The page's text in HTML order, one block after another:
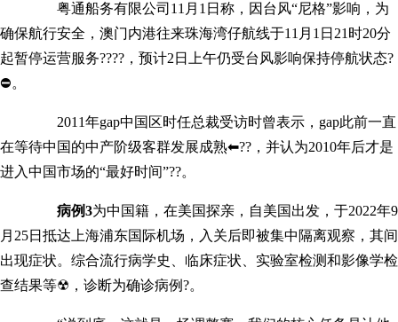
粤通船务有限公司11月1日称，因台风“尼格”影响，为
确保航行安全， 澳门内港往来珠海湾仔航线于11月1日21时20分
起暂停运营服务????，预计2日上午仍受台风影响保持停航状态?
⛔。
2011年gap中国区时任总裁受访时曾表示，gap此前一直
在等待中国的中产阶级客群发展成熟⬅??，并认为2010年后才是
进入中国市场的“最好时间”??。
病例3为中国籍，在美国探亲，自美国出发，于2022年9
月25日抵达上海浦东国际机场，入关后即被集中隔离观察，其间
出现症状。综合流行病学史、临床症状、实验室检测和影像学检
查结果等☢，诊断为确诊病例?。